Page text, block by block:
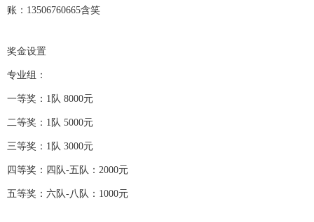
账：13506760665含笑
奖金设置
专业组：
一等奖：1队 8000元
二等奖：1队 5000元
三等奖：1队 3000元
四等奖：四队-五队：2000元
五等奖：六队-八队：1000元